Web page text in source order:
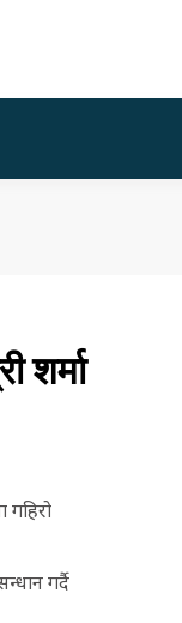
शर्मा
गर्दै